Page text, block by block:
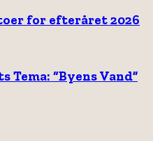
for efteråret 2026
“Byens Vand”